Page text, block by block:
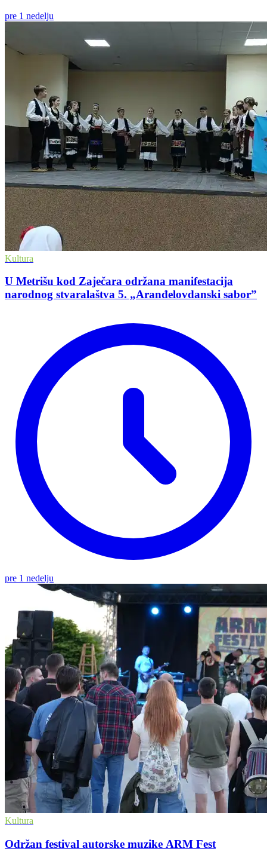
pre 1 nedelju
Kultura
U Metrišu kod Zaječara održana manifestacija
narodnog stvaralaštva 5. „Aranđelovdanski saborˮ
pre 1 nedelju
Kultura
Održan festival autorske muzike ARM Fest